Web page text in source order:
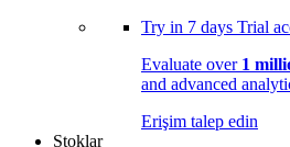
Try in 7 days Trial
Evaluate over 1
and advanced
Erişim talep edin
Stoklar